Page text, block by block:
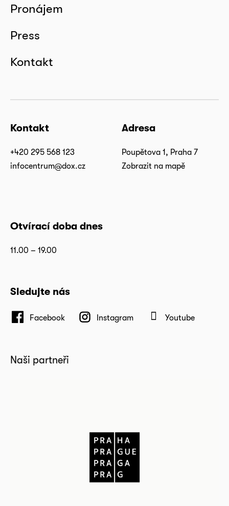
Pronájem
Press
Kontakt
Kontakt
+420 295 568 123
infocentrum@dox.cz
Adresa
Poupětova 1, Praha 7
Zobrazit na mapě
Otvírací doba dnes
11.00 – 19.00
Sledujte nás
Facebook Instagram Youtube
Naši partneři